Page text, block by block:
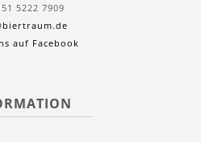
5222 7909
auf Facebook